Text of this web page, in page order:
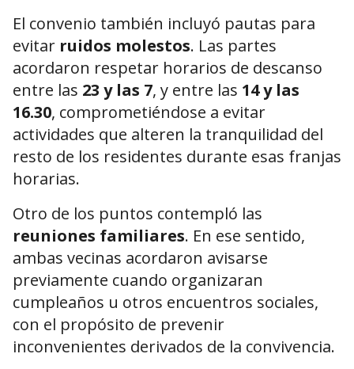
El convenio también incluyó pautas para
evitar ruidos molestos. Las partes
acordaron respetar horarios de descanso
entre las 23 y las 7, y entre las 14 y las
16.30, comprometiéndose a evitar
actividades que alteren la tranquilidad del
resto de los residentes durante esas franjas
horarias.
Otro de los puntos contempló las
reuniones familiares. En ese sentido,
ambas vecinas acordaron avisarse
previamente cuando organizaran
cumpleaños u otros encuentros sociales,
con el propósito de prevenir
inconvenientes derivados de la convivencia.